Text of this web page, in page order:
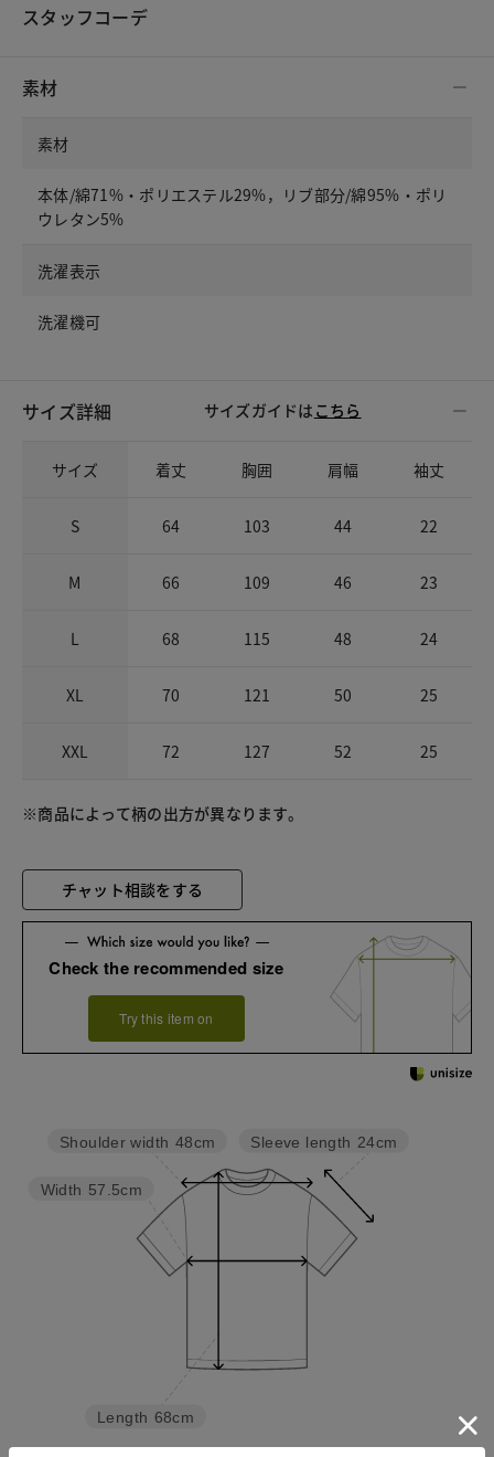
スタッフコーデ
素材
素材
本体/綿71%・ポリエステル29%，リブ部分/綿95%・ポリ
ウレタン5%
洗濯表示
洗濯機可
サイズ詳細 サイズガイドは こちら
サイズ 着丈 胸囲 肩幅 袖丈
S 64 103 44 22
M 66 109 46 23
L 68 115 48 24
XL 70 121 50 25
XXL 72 127 52 25
※商品によって柄の出方が異なります。
チャット相談をする
Check the recommended size
Try this item on
Sleeve length 24cm
Length 68cm
Width 57.5cm
Shoulder width 48cm